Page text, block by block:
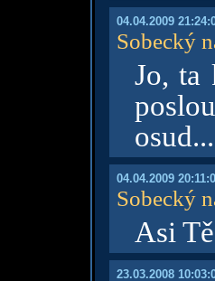
04.04.2009
Sobecký
Jo, ta
osud...
04.04.2009
Sobecký
Asi
23.03.2008